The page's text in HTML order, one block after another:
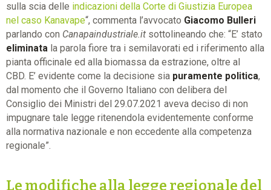
sulla scia delle indicazioni della Corte di Giustizia Europea
nel caso Kanavape“, commenta l’avvocato Giacomo Bulleri
parlando con Canapaindustriale.it sottolineando che: “E’ stato
eliminata la parola fiore tra i semilavorati ed i riferimento alla
pianta officinale ed alla biomassa da estrazione, oltre al
CBD. E’ evidente come la decisione sia puramente politica,
dal momento che il Governo Italiano con delibera del
Consiglio dei Ministri del 29.07.2021 aveva deciso di non
impugnare tale legge ritenendola evidentemente conforme
alla normativa nazionale e non eccedente alla competenza
regionale”.
Le modifiche alla legge regionale del